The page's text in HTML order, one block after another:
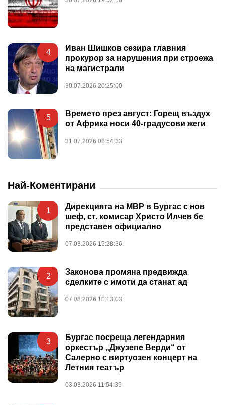
4
Иван Шишков сезира главния
прокурор за нарушения при строежа
на магистрали
30.07.2026 20:25:00
5
Времето през август: Горещ въздух
от Африка носи 40-градусови жеги
31.07.2026 08:54:33
Най-Коментирани
1
Дирекцията на МВР в Бургас с нов
шеф, ст. комисар Христо Илчев бе
представен официално
07.08.2026 15:28:36
2
Законова промяна предвижда
сделките с имоти да станат ад
07.08.2026 10:13:03
3
Бургас посреща легендарния
оркестър „Джузепе Верди“ от
Салерно с виртуозен концерт на
Летния театър
03.08.2026 11:54:39